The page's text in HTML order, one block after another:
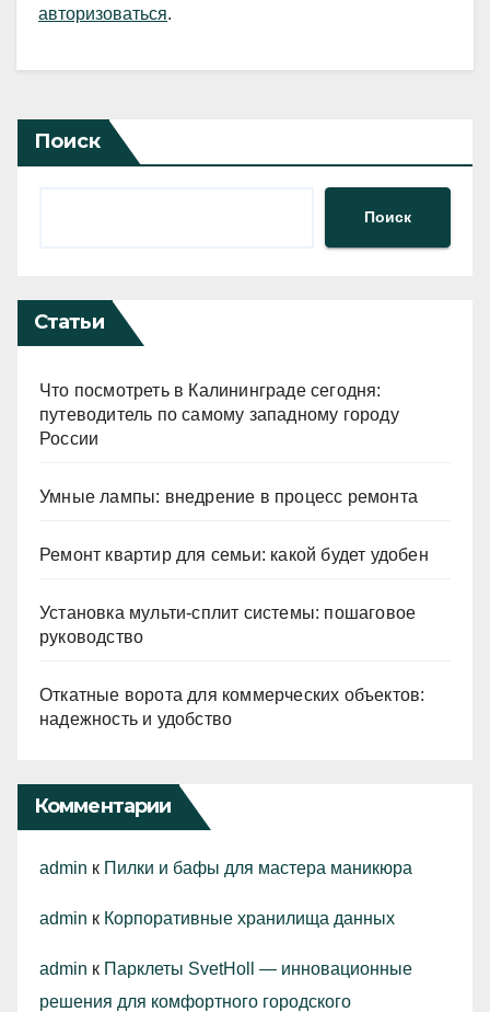
авторизоваться.
Поиск
Поиск
Статьи
Что посмотреть в Калининграде сегодня:
путеводитель по самому западному городу
России
Умные лампы: внедрение в процесс ремонта
Ремонт квартир для семьи: какой будет удобен
Установка мульти-сплит системы: пошаговое
руководство
Откатные ворота для коммерческих объектов:
надежность и удобство
Комментарии
admin к Пилки и бафы для мастера маникюра
admin к Корпоративные хранилища данных
admin к Парклеты SvetHoll — инновационные
решения для комфортного городского